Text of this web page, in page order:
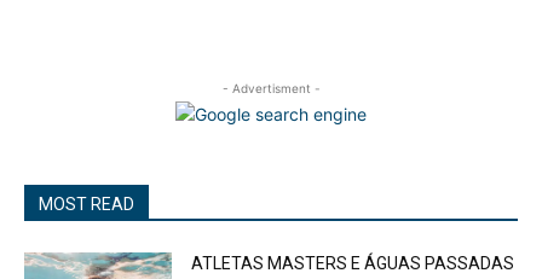
- Advertisment -
MOST READ
ATLETAS MASTERS E ÁGUAS PASSADAS